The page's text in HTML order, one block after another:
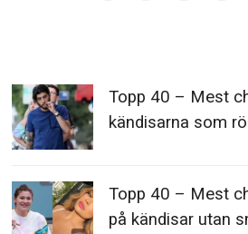
Topp 40 – Mest
kändisarna som
Topp 40 – Mest
på kändisar utan